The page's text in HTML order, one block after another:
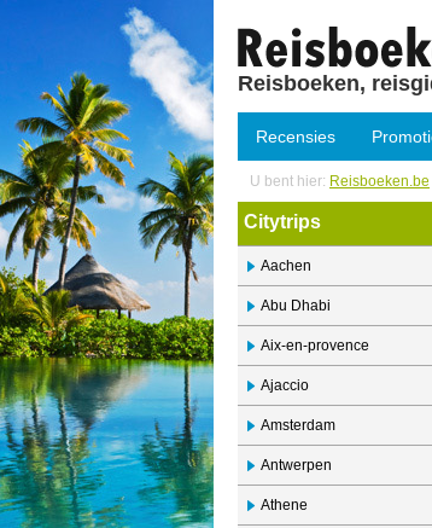
Reisboeken,
Recensies
U bent hier: Reisboeken.be
Citytrips
Aachen
Abu Dhabi
Aix-en-provence
Ajaccio
Amsterdam
Antwerpen
Athene